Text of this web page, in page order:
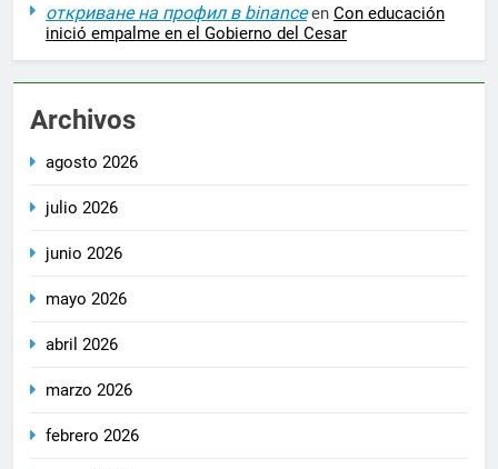
откриване на профил в binanceen Con educación
inició empalme en el Gobierno del Cesar
Archivos
agosto 2026
julio 2026
junio 2026
mayo 2026
abril 2026
marzo 2026
febrero 2026